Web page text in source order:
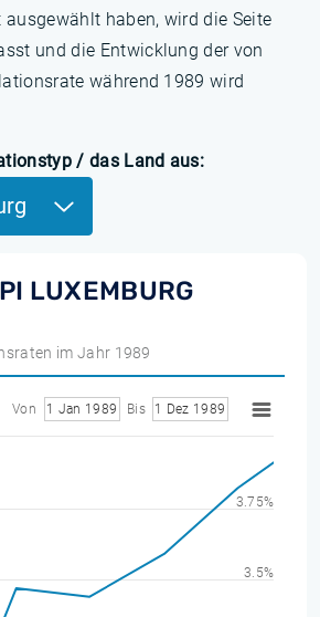
haben, wird die Seite
und die Entwicklung der von
während 1989 wird
/ das Land aus:
LUXEMBURG
im Jahr 1989
Von 1 Jan 1989 Bis 1 Dez 1989
3.5%
3.75%